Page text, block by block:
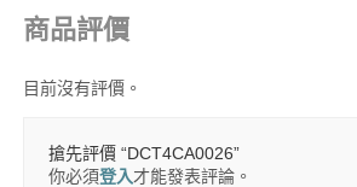
商品評價
目前沒有評價。
搶先評價 “DCT4CA0026”
你必須登入才能發表評論。